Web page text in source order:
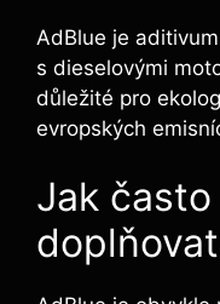
AdBlue je
s dieselovými
důležité pro
evropských
Jak